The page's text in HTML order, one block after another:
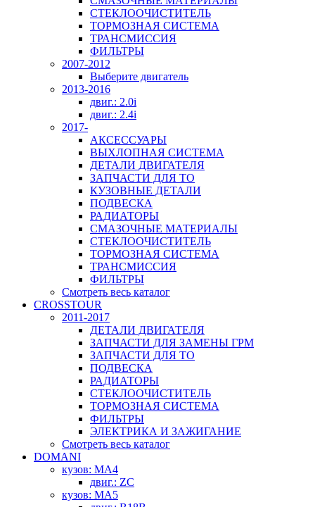
СТЕКЛООЧИСТИТЕЛЬ
ТОРМОЗНАЯ СИСТЕМА
ТРАНСМИССИЯ
ФИЛЬТРЫ
2007-2012
Выберите двигатель
2013-2016
двиг.: 2.0i
двиг.: 2.4i
2017-
АКСЕССУАРЫ
ВЫХЛОПНАЯ СИСТЕМА
ДЕТАЛИ ДВИГАТЕЛЯ
ЗАПЧАСТИ ДЛЯ ТО
КУЗОВНЫЕ ДЕТАЛИ
ПОДВЕСКА
РАДИАТОРЫ
СМАЗОЧНЫЕ МАТЕРИАЛЫ
СТЕКЛООЧИСТИТЕЛЬ
ТОРМОЗНАЯ СИСТЕМА
ТРАНСМИССИЯ
ФИЛЬТРЫ
Смотреть весь каталог
CROSSTOUR
2011-2017
ДЕТАЛИ ДВИГАТЕЛЯ
ЗАПЧАСТИ ДЛЯ ЗАМЕНЫ ГРМ
ЗАПЧАСТИ ДЛЯ ТО
ПОДВЕСКА
РАДИАТОРЫ
СТЕКЛООЧИСТИТЕЛЬ
ТОРМОЗНАЯ СИСТЕМА
ФИЛЬТРЫ
ЭЛЕКТРИКА И ЗАЖИГАНИЕ
Смотреть весь каталог
DOMANI
кузов: MA4
двиг.: ZC
кузов: MA5